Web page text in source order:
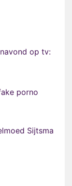
op tv:
porno
Sijtsma